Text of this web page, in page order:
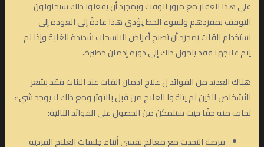
على هذا العقار مع مرور الوقت وبمجرد أن يفعلوا ذلك سيحاولون
التوقف بمفردهم ولسوء الحظ يؤدي هذا عادةً إلى العودة إلى
استخدام القات بمجرد أن تصبح أعراض الانسحاب شديدة للغاية وإذا لم
يتم علاجها فقد يتحول ذلك إلى دورة إدمان خطيرة.
هناك العديد من الفوائد ل علاج ادمان القات عند البنات فقد يشعر
الأشخاص الذين لم يتلقوا العلاج من قبل بالتوتر ومع ذلك لا يوجد شيء
تخاف منه حقًا حيث ستتمكن من الحصول على الفوائد التالية:
فرصة التحدث مع معالج نفسي أثناء جلسات العلاج الفردية